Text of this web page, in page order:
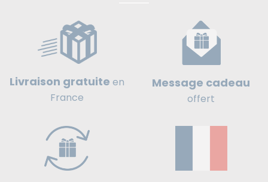
Livraison gratuite en
France
Message cadeau
offert